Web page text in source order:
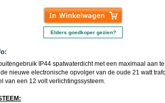
Elders goedkoper gezien?
IP44 spatwaterdicht met een maximaal aan
nieuwe electronische opvolger van de oude 21 watt
van een 12 volt verlichtingssysteem.